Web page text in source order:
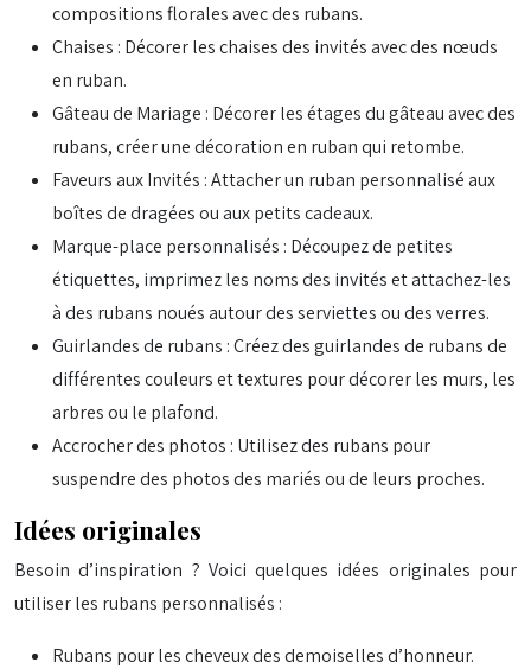
compositions florales avec des rubans.
Chaises : Décorer les chaises des invités avec des nœuds
en ruban.
Gâteau de Mariage : Décorer les étages du gâteau avec des
rubans, créer une décoration en ruban qui retombe.
Faveurs aux Invités : Attacher un ruban personnalisé aux
boîtes de dragées ou aux petits cadeaux.
Marque-place personnalisés : Découpez de petites
étiquettes, imprimez les noms des invités et attachez-les
à des rubans noués autour des serviettes ou des verres.
Guirlandes de rubans : Créez des guirlandes de rubans de
différentes couleurs et textures pour décorer les murs, les
arbres ou le plafond.
Accrocher des photos : Utilisez des rubans pour
suspendre des photos des mariés ou de leurs proches.
Idées originales
Besoin d’inspiration ? Voici quelques idées originales pour
utiliser les rubans personnalisés :
Rubans pour les cheveux des demoiselles d’honneur.